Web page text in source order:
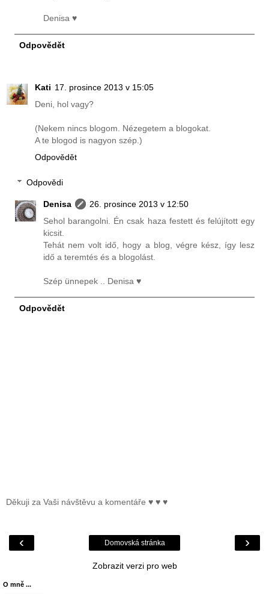
Denisa ♥
Odpovědět
Kati 17. prosince 2013 v 15:05
Deni, hol vagy?
(Nekem nincs blogom. Nézegetem a blogokat.
A te blogod is nagyon szép.)
Odpovědět
Odpovědi
Denisa
26. prosince 2013 v 12:50
Sehol barangolni. Én csak haza festett és felújított egy
kicsit.
Tehát nem volt idő, hogy a blog, végre kész, így lesz
idő a teremtés és a blogolást.
Szép ünnepek .. Denisa ♥
Odpovědět
Děkuji za Vaši návštěvu a komentáře ♥ ♥ ♥
‹ ›
Domovská stránka
Zobrazit verzi pro web
O mně ...